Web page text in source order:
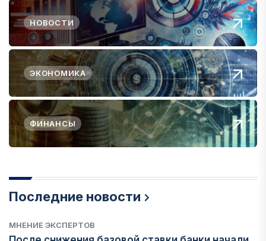
НОВОСТИ
ЭКОНОМИКА
ФИНАНСЫ
Последние новости
МНЕНИЕ ЭКСПЕРТОВ